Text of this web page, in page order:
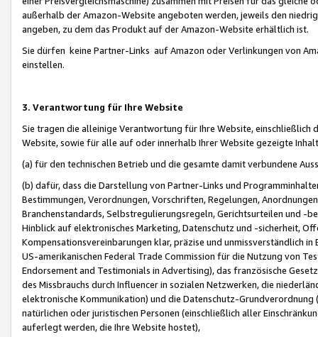
außerhalb der Amazon-Website angeboten werden, jeweils den
angeben, zu dem das Produkt auf der Amazon-Website erhältlich ist.
Sie dürfen keine Partner-Links auf Amazon oder Verlinkungen von
einstellen.
3. Verantwortung für Ihre Website
Sie tragen die alleinige Verantwortung für Ihre Website,
Website, sowie für alle auf oder innerhalb Ihrer Website gezeigte
(a) für den technischen Betrieb und die gesamte damit verbundene
(b) dafür, dass die Darstellung von Partner-Links und
Bestimmungen, Verordnungen, Vorschriften, Regelungen,
Branchenstandards, Selbstregulierungsregeln, Gerichtsurteilen und -
Hinblick auf elektronisches Marketing, Datenschutz und -sicherheit,
Kompensationsvereinbarungen klar, präzise und unmissverständlich
US-amerikanischen Federal Trade Commission für die Nutzung von
Endorsement and Testimonials in Advertising), das französische
des Missbrauchs durch Influencer in sozialen Netzwerken, die
elektronische Kommunikation) und die Datenschutz-
natürlichen oder juristischen Personen (einschließlich aller
auferlegt werden, die Ihre Website hostet),